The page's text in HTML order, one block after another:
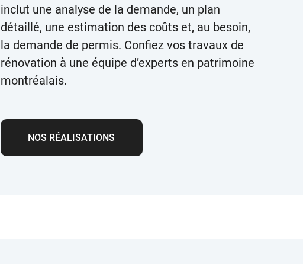
inclut une analyse de la demande, un plan
détaillé, une estimation des coûts et, au besoin,
la demande de permis. Confiez vos travaux de
rénovation à une équipe d’experts en patrimoine
montréalais.
NOS RÉALISATIONS